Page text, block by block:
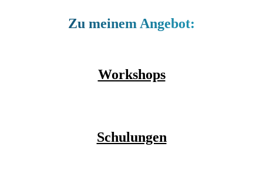
Zu meinem Angebot:
Workshops
Schulungen